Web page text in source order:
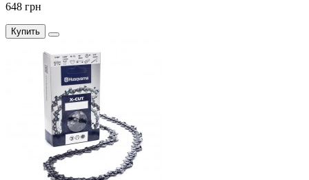
648 грн
Купить